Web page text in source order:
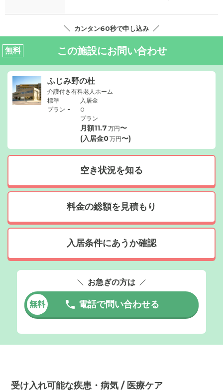
カンタン60秒で申し込み
無料 この施設にお問い合わせ
ふじみ野の杜
介護付き有料老人ホーム
標準
プラン -
入居金
0
プラン
月額11.7 万円〜
(入居金0万円〜)
空き状況を知る
料金の総額を見積もり
入居条件にあうか確認
お急ぎの方は
無料 電話で問い合わせる
受け入れ可能な疾患・病気 / 医療ケア